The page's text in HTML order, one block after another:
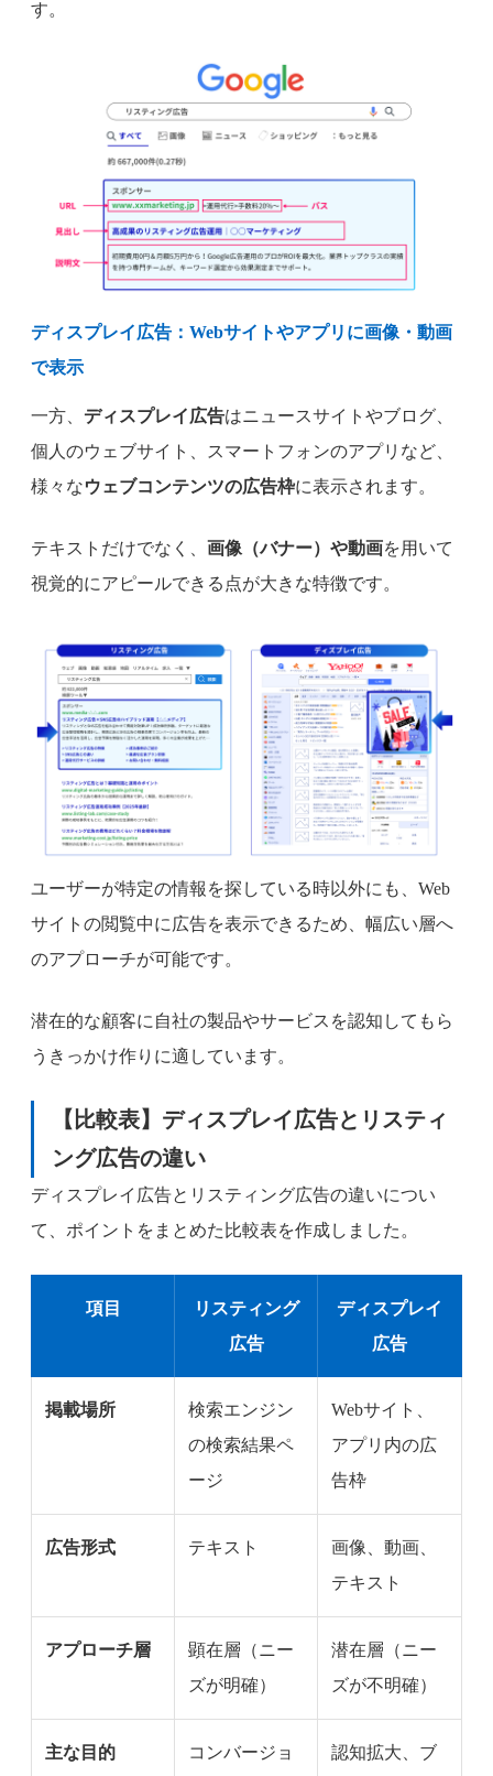
す。
ディスプレイ広告：Webサイトやアプリに画像・動画
で表示
一方、 ディスプレイ広告はニュースサイトやブログ、
個人のウェブサイト、スマートフォンのアプリなど、
様々なウェブコンテンツの広告枠に表示されます。
テキストだけでなく、 画像（バナー）や動画を用いて
視覚的にアピールできる点が大きな特徴です。
ユーザーが特定の情報を探している時以外にも、Web
サイトの閲覧中に広告を表示できるため、幅広い層へ
のアプローチが可能です。
潜在的な顧客に自社の製品やサービスを認知してもら
うきっかけ作りに適しています。
【比較表】ディスプレイ広告とリスティ
ング広告の違い
ディスプレイ広告とリスティング広告の違いについ
て、ポイントをまとめた比較表を作成しました。
項目
リスティング
広告
ディスプレイ
広告
掲載場所
検索エンジン
の検索結果ペ
ージ
Webサイト、
アプリ内の広
告枠
広告形式 テキスト
画像、動画、
テキスト
アプローチ層
顕在層（ニー
ズが明確）
潜在層（ニー
ズが不明確）
主な目的
コンバージョ
認知拡大、ブ